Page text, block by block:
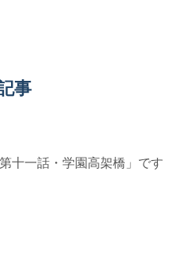
事
十一話・学園高架橋」です